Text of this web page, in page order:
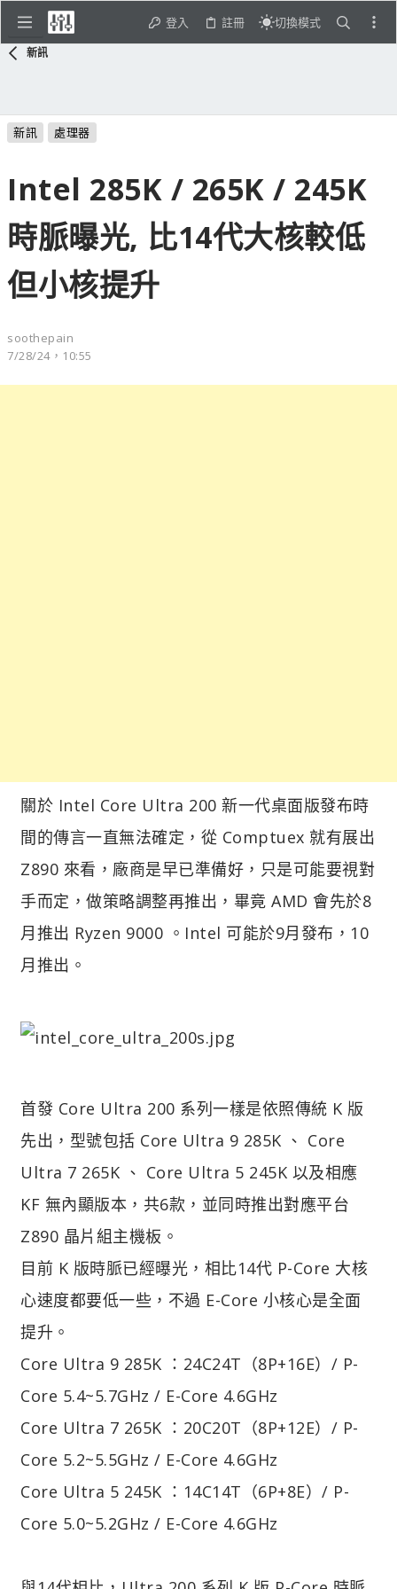
登入 註冊 切換模式
新訊
新訊 處理器
Intel 285K / 265K / 245K
時脈曝光, 比14代大核較低
但小核提升
soothepain
7/28/24，10:55
關於 Intel Core Ultra 200 新一代桌面版發布時
間的傳言一直無法確定，從 Comptuex 就有展出
Z890 來看，廠商是早已準備好，只是可能要視對
手而定，做策略調整再推出，畢竟 AMD 會先於8
月推出 Ryzen 9000 。Intel 可能於9月發布，10
月推出。
首發 Core Ultra 200 系列一樣是依照傳統 K 版
先出，型號包括 Core Ultra 9 285K 、 Core
Ultra 7 265K 、 Core Ultra 5 245K 以及相應
KF 無內顯版本，共6款，並同時推出對應平台
Z890 晶片組主機板。
目前 K 版時脈已經曝光，相比14代 P-Core 大核
心速度都要低一些，不過 E-Core 小核心是全面
提升。
Core Ultra 9 285K ：24C24T（8P+16E）/ P-
Core 5.4~5.7GHz / E-Core 4.6GHz
Core Ultra 7 265K ：20C20T（8P+12E）/ P-
Core 5.2~5.5GHz / E-Core 4.6GHz
Core Ultra 5 245K ：14C14T（6P+8E）/ P-
Core 5.0~5.2GHz / E-Core 4.6GHz